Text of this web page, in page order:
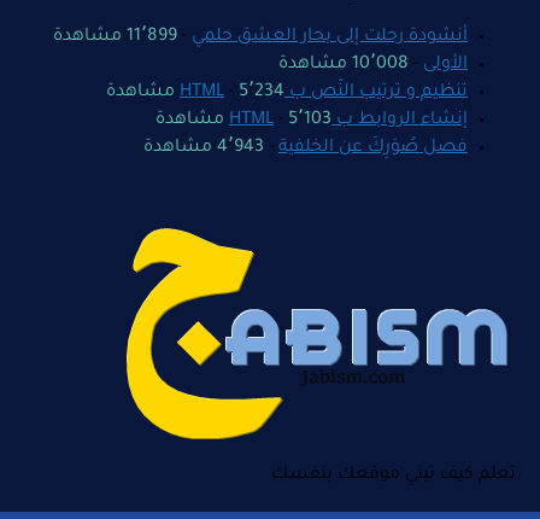
أنشودة رحلت إلى بحار العشق حلمي - 11٬899 مشاهدة
الأولى - 10٬008 مشاهدة
تنظيم و ترتيب النّص ب HTML
- 5٬234 مشاهدة
إنشاء الروابط ب HTML
- 5٬103 مشاهدة
فصل صُوَرِكَ عن الخلفية - 4٬943 مشاهدة
تعلم كيف تبني موقعك بنفسك